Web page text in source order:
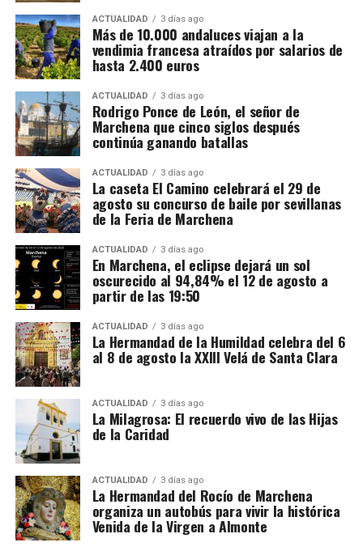
ACTUALIDAD 3 días ago
Más de 10.000 andaluces viajan a la
vendimia francesa atraídos por salarios de
hasta 2.400 euros
ACTUALIDAD 3 días ago
Rodrigo Ponce de León, el señor de
Marchena que cinco siglos después
continúa ganando batallas
ACTUALIDAD 3 días ago
La caseta El Camino celebrará el 29 de
agosto su concurso de baile por sevillanas
de la Feria de Marchena
ACTUALIDAD 3 días ago
En Marchena, el eclipse dejará un sol
oscurecido al 94,84% el 12 de agosto a
partir de las 19:50
ACTUALIDAD 3 días ago
La Hermandad de la Humildad celebra del 6
al 8 de agosto la XXIII Velá de Santa Clara
ACTUALIDAD 3 días ago
La Milagrosa: El recuerdo vivo de las Hijas
de la Caridad
ACTUALIDAD 3 días ago
La Hermandad del Rocío de Marchena
organiza un autobús para vivir la histórica
Venida de la Virgen a Almonte